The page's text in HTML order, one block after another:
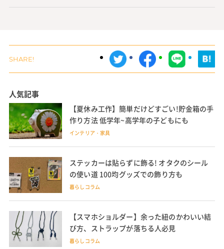
人気記事
【夏休み工作】簡単だけどすごい!貯金箱の手
作り方法 低学年~高学年の子どもにも
インテリア・家具
ステッカーは貼らずに飾る! オタクのシール
の使い道 100均グッズでの飾り方も
暮らしコラム
【スマホショルダー】余った紐のかわいい結
び方、ストラップが落ちる人必見
暮らしコラム